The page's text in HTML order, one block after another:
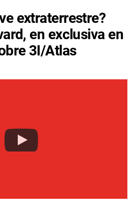
extraterrestre?
en exclusiva en
3I/Atlas